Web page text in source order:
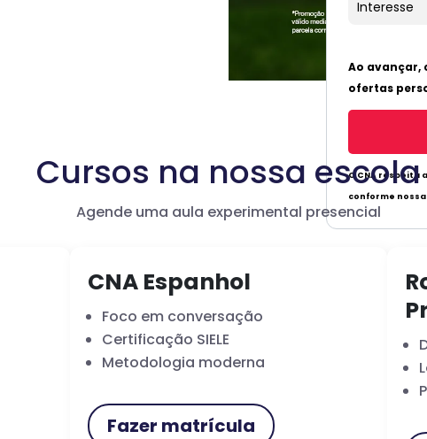
Cursos na nossa escola
Agende uma aula experimental presencial
CNA Espanhol
Foco em conversação
Certificação SIELE
Metodologia moderna
Fazer matrícula